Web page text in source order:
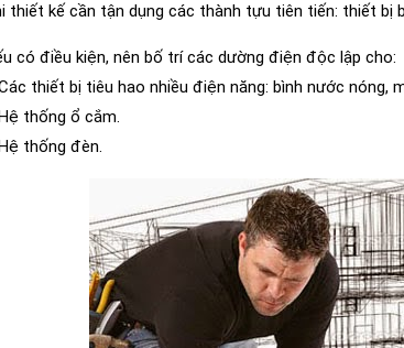
thiết kế cần tận dụng các thành tựu tiên tiến: thiết
có điều kiện, nên bố trí các dường điện độc lập cho:
thiết bị tiêu hao nhiều điện năng: bình nước nóng,
thống ổ cắm.
thống đèn.